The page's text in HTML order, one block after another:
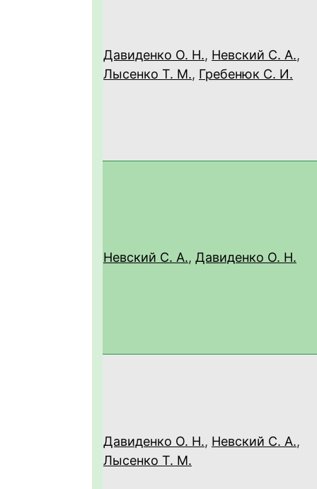
Давиденко О. Н., Невский С. А.,
Лысенко Т. М., Гребенюк С. И.
Невский С. А., Давиденко О. Н.
Давиденко О. Н., Невский С. А.,
Лысенко Т. М.